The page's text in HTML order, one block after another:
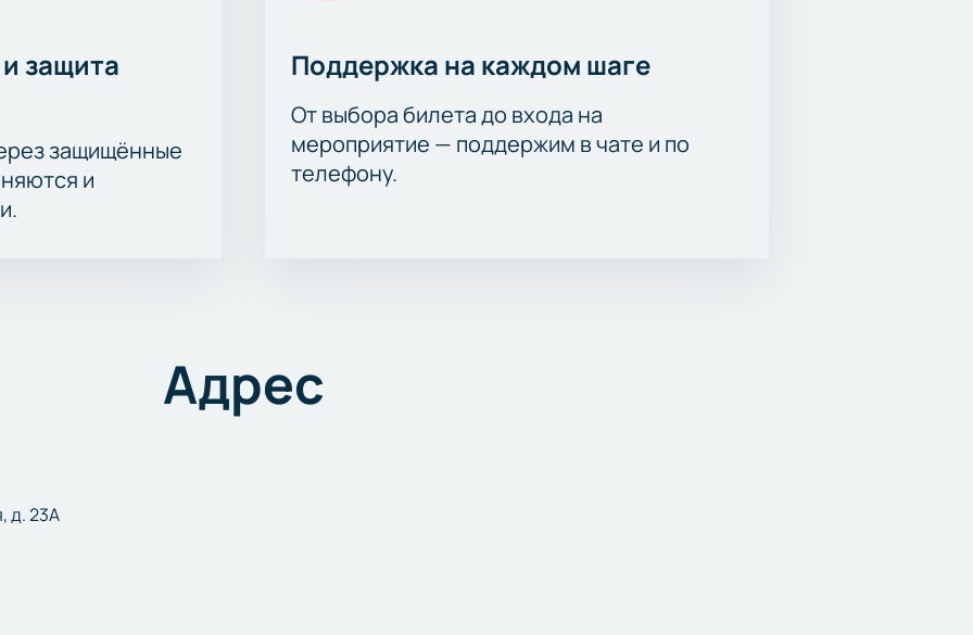
защита
защищённые
и
Поддержка на каждом шаге
От выбора билета до входа на
мероприятие — поддержим в чате и по
телефону.
Адрес
д. 23А